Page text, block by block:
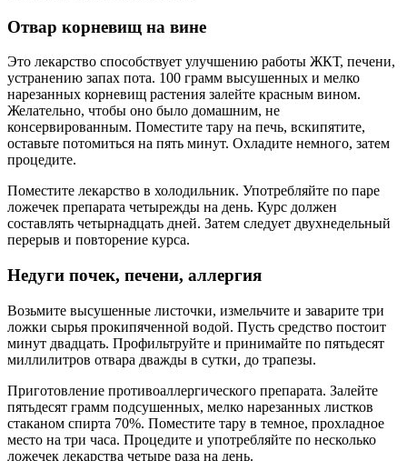
Отвар корневищ на вине
Это лекарство способствует улучшению работы ЖКТ, печени,
устранению запах пота. 100 грамм высушенных и мелко
нарезанных корневищ растения залейте красным вином.
Желательно, чтобы оно было домашним, не
консервированным. Поместите тару на печь, вскипятите,
оставьте потомиться на пять минут. Охладите немного, затем
процедите.
Поместите лекарство в холодильник. Употребляйте по паре
ложечек препарата четырежды на день. Курс должен
составлять четырнадцать дней. Затем следует двухнедельный
перерыв и повторение курса.
Недуги почек, печени, аллергия
Возьмите высушенные листочки, измельчите и заварите три
ложки сырья прокипяченной водой. Пусть средство постоит
минут двадцать. Профильтруйте и принимайте по пятьдесят
миллилитров отвара дважды в сутки, до трапезы.
Приготовление противоаллергического препарата. Залейте
пятьдесят грамм подсушенных, мелко нарезанных листков
стаканом спирта 70%. Поместите тару в темное, прохладное
место на три часа. Процедите и употребляйте по несколько
ложечек лекарства четыре раза на день.